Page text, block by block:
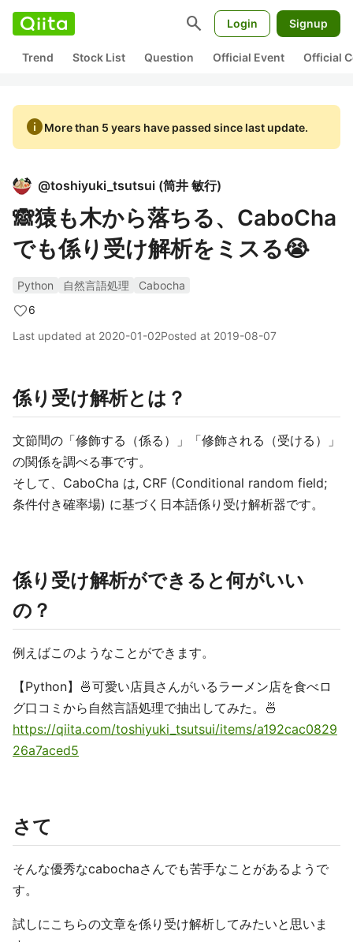
search Login Signup
Trend Stock List Question Official Event Official
infoMore than 5 years have passed since last update.
@toshiyuki_tsutsui (筒井 敏行)
🙈猿も木から落ちる、CaboCha
でも係り受け解析をミスる😭
Python 自然言語処理
Cabocha
6
Last updated at 2020-01-02Posted at 2019-08-07
係り受け解析とは？
文節間の「修飾する（係る）」「修飾される（受ける）」
の関係を調べる事です。
そして、CaboCha は, CRF (Conditional random field;
条件付き確率場) に基づく日本語係り受け解析器です。
係り受け解析ができると何がいい
の？
例えばこのようなことができます。
【Python】🍜可愛い店員さんがいるラーメン店を食べロ
グ口コミから自然言語処理で抽出してみた。🍜
https://qiita.com/toshiyuki_tsutsui/items/a192cac0829
26a7aced5
さて
そんな優秀なcabochaさんでも苦手なことがあるようで
す。
試しにこちらの文章を係り受け解析してみたいと思いま